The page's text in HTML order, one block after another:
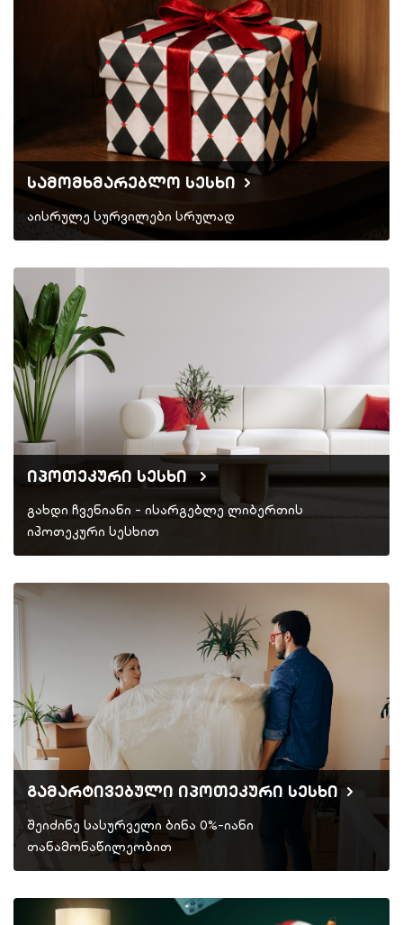
სამომხმარებლო სესხი
აისრულე სურვილები სრულად
იპოთეკური სესხი
გახდი ჩვენიანი - ისარგებლე ლიბერთის
იპოთეკური სესხით
გამარტივებული იპოთეკური სესხი
შეიძინე სასურველი ბინა 0%-იანი
თანამონაწილეობით